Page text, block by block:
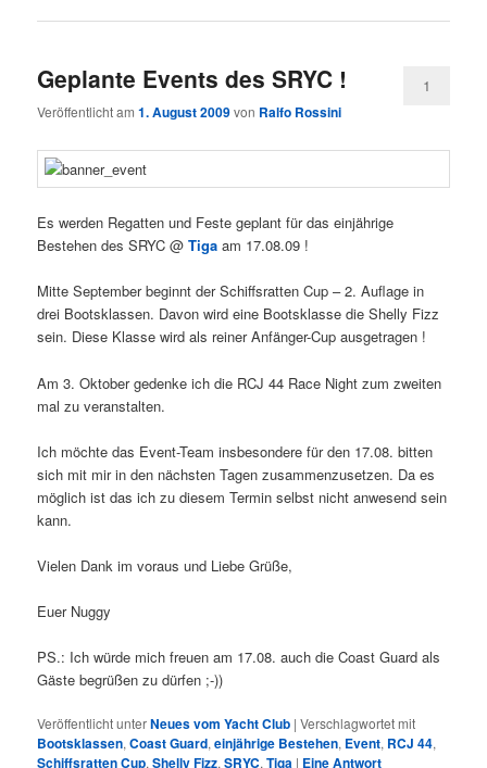
Geplante Events des SRYC !
Veröffentlicht am1. August 2009von Ralfo Rossini
1
Es werden Regatten und Feste geplant für das einjährige
Bestehen des SRYC @Tiga am 17.08.09 !
Mitte September beginnt der Schiffsratten Cup – 2. Auflage in
drei Bootsklassen. Davon wird eine Bootsklasse die Shelly Fizz
sein. Diese Klasse wird als reiner Anfänger-Cup ausgetragen !
Am 3. Oktober gedenke ich die RCJ 44 Race Night zum zweiten
mal zu veranstalten.
Ich möchte das Event-Team insbesondere für den 17.08. bitten
sich mit mir in den nächsten Tagen zusammenzusetzen. Da es
möglich ist das ich zu diesem Termin selbst nicht anwesend sein
kann.
Vielen Dank im voraus und Liebe Grüße,
Euer Nuggy
PS.: Ich würde mich freuen am 17.08. auch die Coast Guard als
Gäste begrüßen zu dürfen ;-))
Veröffentlicht unterNeues vom Yacht Club |Verschlagwortet mit
Bootsklassen,Coast Guard,einjährige Bestehen, Event, RCJ 44,
Schiffsratten Cup,Shelly Fizz,SRYC,Tiga | EineAntwort